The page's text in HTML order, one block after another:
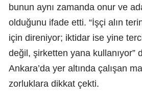
bunun aynı zamanda onur ve
olduğunu ifade etti. “İşçi alın
için direniyor; iktidar ise yine
değil, şirketten yana kullanıyor”
Ankara’da yer altında çalışan
zorluklara dikkat çekti.